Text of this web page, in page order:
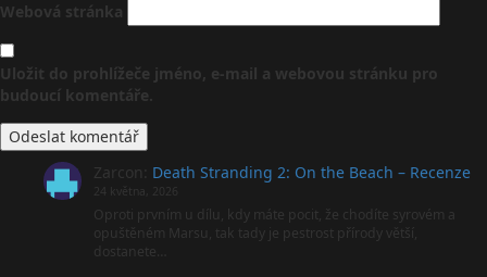
Webová stránka
Uložit do prohlížeče jméno, e-mail a webovou stránku pro
budoucí komentáře.
Zarcon Death Stranding 2: On the Beach – Recenze
24 května, 2026
Oproti prvním u dílu, kdy máte pocit, že chodíte syrovém a
opuštěném Marsu, tak tady je pestrost přírody větší,
dostanete…